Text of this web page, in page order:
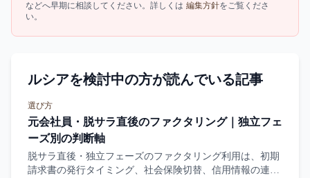
などへ早期に相談してください。詳しくは 編集方針をご覧くださ
い。
ルシアを検討中の方が読んでいる記事
選び方
元会社員・脱サラ直後のファクタリング｜独立フェ
ーズ別の判断軸
脱サラ直後・独立フェーズのファクタリング利用は、初期
請求書の発行タイミング、社会保険切替、信用情報の連続